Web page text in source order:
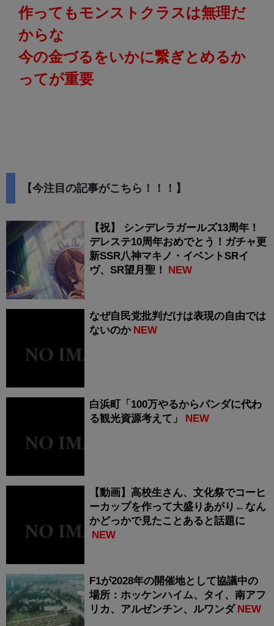
作ってもモンストクラスは無理だ
からな
今の金づるをいかに繋ぎとめるか
ってが重要
【今注目の記事がこちら！！！】
【祝】 シンデレラガールズ13周年！
デレステ10周年おめでとう！ガチャ更
新SSR八神マキノ・イベントSRイ
ヴ、SR望月聖！
NEW
なぜ自民党批判だけは表現の自由では
ないのか NEW
白浜町「100万やるからパンダに代わ
る観光資源考えて」
NEW
【動画】高校生さん、文化祭でコーヒ
ーカップを作って大盛りあがり←なん
かどっかで見たことあると話題に
NEW
F1が2028年の開催地として協議中の
場所：ホッケンハイム、タイ、南アフ
リカ、アルゼンチン、ルワンダ NEW